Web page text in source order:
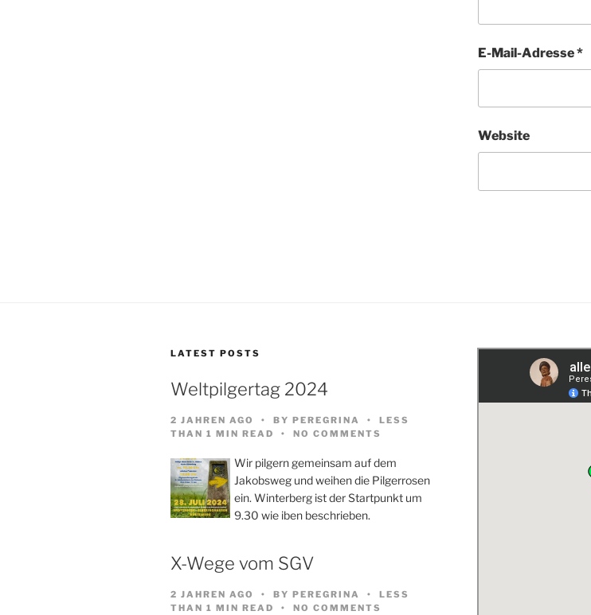
E-Mail-Adresse*
Website
LATEST POSTS
Weltpilgertag 2024
2 JAHREN AGO BY PEREGRINA
LESS
THAN 1 MIN READ
NO COMMENTS
Wir pilgern gemeinsam auf dem
Jakobsweg und weihen die Pilgerrosen
ein. Winterberg ist der Startpunkt um
9.30 wie iben beschrieben.
X-Wege vom SGV
2 JAHREN AGO BY PEREGRINA
LESS
THAN 1 MIN READ
NO COMMENTS